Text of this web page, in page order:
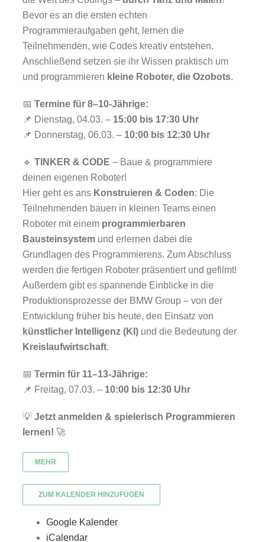
Bevor es an die ersten echten
Programmieraufgaben geht, lernen die
Teilnehmenden, wie Codes kreativ entstehen.
Anschließend setzen sie ihr Wissen praktisch um
und programmieren kleine Roboter, die Ozobots.
📅 Termine für 8–10-Jährige:
📌 Dienstag, 04.03. – 15:00 bis 17:30 Uhr
📌 Donnerstag, 06.03. – 10:00 bis 12:30 Uhr
🔹 TINKER & CODE – Baue & programmiere
deinen eigenen Roboter!
Hier geht es ans Konstruieren & Coden: Die
Teilnehmenden bauen in kleinen Teams einen
Roboter mit einem programmierbaren
Bausteinsystem und erlernen dabei die
Grundlagen des Programmierens. Zum Abschluss
werden die fertigen Roboter präsentiert und gefilmt!
Außerdem gibt es spannende Einblicke in die
Produktionsprozesse der BMW Group – von der
Entwicklung früher bis heute, den Einsatz von
künstlicher Intelligenz (KI) und die Bedeutung der
Kreislaufwirtschaft.
📅 Termin für 11–13-Jährige:
📌 Freitag, 07.03. – 10:00 bis 12:30 Uhr
💡 Jetzt anmelden & spielerisch Programmieren
lernen! 🚀
MEHR
ZUM KALENDER HINZUFÜGEN
Google Kalender
iCalendar